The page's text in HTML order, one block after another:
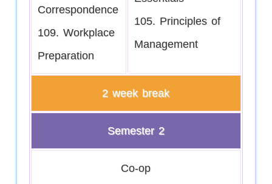
Correspondence
109. Workplace
Preparation
105. Principles of
Management
2 week break
Semester 2
Co-op